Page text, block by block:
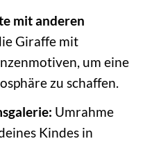
mit anderen
Giraffe mit
um eine
zu schaffen.
Umrahme
Kindes in